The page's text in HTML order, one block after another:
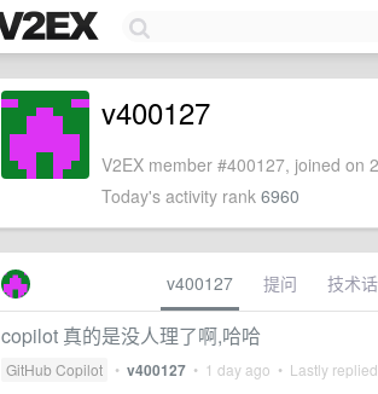
v400127
V2EX member #400127, joined on
Today's activity rank 6960
v400127 提问 技术
copilot 真的是没人理了啊,哈哈
GitHub Copilot • v400127 • 1 day ago • Lastly